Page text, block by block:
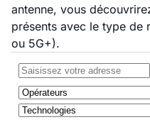
antenne, vous
présents avec le type de
ou 5G+).